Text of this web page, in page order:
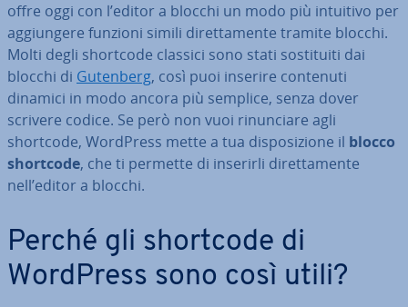
offre oggi con l’editor a blocchi un modo più intuitivo per
ag­giun­ge­re funzioni simili di­ret­ta­men­te tramite blocchi.
Molti degli shortcode classici sono stati so­sti­tui­ti dai
blocchi di Gutenberg, così puoi inserire contenuti
dinamici in modo ancora più semplice, senza dover
scrivere codice. Se però non vuoi ri­nun­cia­re agli
shortcode, WordPress mette a tua di­spo­si­zio­ne il blocco
shortcode, che ti permette di inserirli di­ret­ta­men­te
nell’editor a blocchi.
Perché gli shortcode di
WordPress sono così utili?